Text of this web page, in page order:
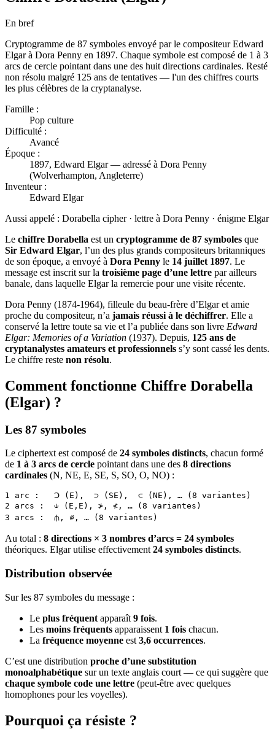
En bref
Cryptogramme de 87 symboles envoyé par le compositeur Edward
Elgar à Dora Penny en 1897. Chaque symbole est composé de 1 à 3
arcs de cercle pointant dans une des huit directions cardinales. Resté
non résolu malgré 125 ans de tentatives — l'un des chiffres courts
les plus célèbres de la cryptanalyse.
Famille :
Pop culture
Difficulté :
Avancé
Époque :
1897, Edward Elgar — adressé à Dora Penny
(Wolverhampton, Angleterre)
Inventeur :
Edward Elgar
Aussi appelé : Dorabella cipher · lettre à Dora Penny · énigme Elgar
Le chiffre Dorabella est un cryptogramme de 87 symboles que
Sir Edward Elgar, l’un des plus grands compositeurs britanniques
de son époque, a envoyé à Dora Penny le 14 juillet 1897. Le
message est inscrit sur la troisième page d’une lettre par ailleurs
banale, dans laquelle Elgar la remercie pour une visite récente.
Dora Penny (1874-1964), filleule du beau-frère d’Elgar et amie
proche du compositeur, n’a jamais réussi à le déchiffrer. Elle a
conservé la lettre toute sa vie et l’a publiée dans son livre Edward
Elgar: Memories of a Variation (1937). Depuis, 125 ans de
cryptanalystes amateurs et professionnels s’y sont cassé les dents.
Le chiffre reste non résolu.
Comment fonctionne Chiffre Dorabella
(Elgar) ?
Les 87 symboles
Le ciphertext est composé de 24 symboles distincts, chacun formé
de 1 à 3 arcs de cercle pointant dans une des 8 directions
cardinales (N, NE, E, SE, S, SO, O, NO) :
1 arc :   Ↄ (E),  ⊃ (SE),  ⊂ (NE), … (8 variantes)
2 arcs :  ⫝ (E,E), ≯, ≮, … (8 variantes)
3 arcs :  ⫛, ⫝̸, … (8 variantes)
Au total : 8 directions × 3 nombres d’arcs = 24 symboles
théoriques. Elgar utilise effectivement 24 symboles distincts.
Distribution observée
Sur les 87 symboles du message :
Le plus fréquent apparaît 9 fois.
Les moins fréquents apparaissent 1 fois chacun.
La fréquence moyenne est 3,6 occurrences.
C’est une distribution proche d’une substitution
monoalphabétique sur un texte anglais court — ce qui suggère que
chaque symbole code une lettre (peut-être avec quelques
homophones pour les voyelles).
Pourquoi ça résiste ?